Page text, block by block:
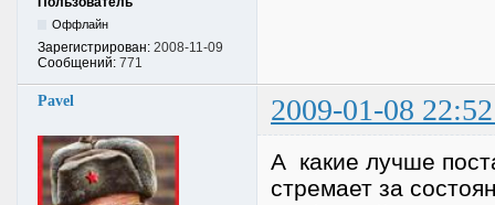
Оффлайн
Зарегистрирован: 2008-11-09
Сообщений: 771
Pavel 2009-01-08
А какие лучше
стремает за